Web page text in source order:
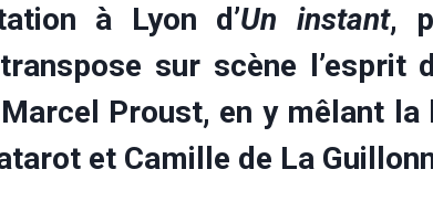
à Lyon d’Un instant,
sur scène l’esprit
Proust, en y mêlant
et Camille de La